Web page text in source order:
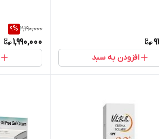
افزودن به سبد
2,190,000
9%
1,990,000